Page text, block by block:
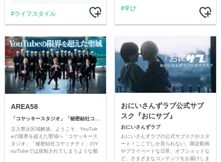
ライフスタイル
学び
AREA58
立入禁止区域解放。ようこそ、YouTub
eの限界を超えた聖域へ「コヤッキース
タジオ」「秘密結社コヤミナティ」のY
ouTubeでは規制されてしまうような都
おにいさんずラブ公式サブ
スク『おにサブ』
おにいさんずラブ
おにいさんずラブの公式サブスクがスタ
ート！ここでしか見られない、限定動画
やプライベートな日常、オフショットな
ど、さまざまなコンテンツをお届けしま